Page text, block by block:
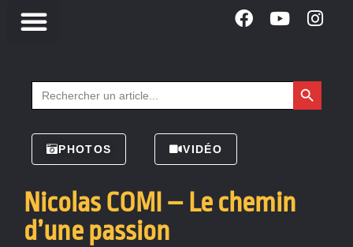
Search
for:
Search Button
PHOTOS VIDÉO
Nicolas COMI – Le chemin
d’une passion